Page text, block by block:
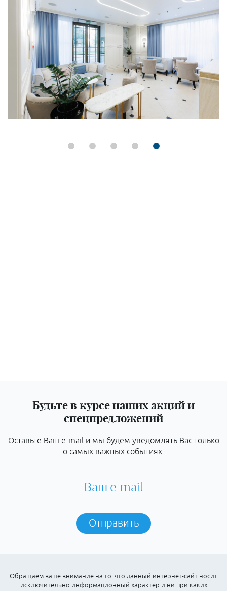
Будьте в курсе наших акций и
спецпредложений
Оставьте Ваш e-mail и мы будем уведомлять Вас только
о самых важных событиях.
Отправить
Обращаем ваше внимание на то, что данный интернет-сайт носит
исключительно информационный характер и ни при каких